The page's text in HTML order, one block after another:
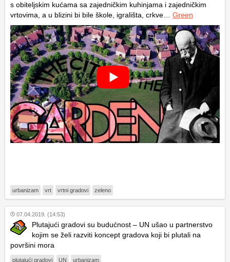
s obiteljskim kućama sa zajedničkim kuhinjama i zajedničkim
vrtovima, a u blizini bi bile škole, igrališta, crkve… Green
urbanizam vrt vrtni gradovi zeleno
07.04.2019. (14:53)
Plutajući gradovi su budućnost – UN ušao u partnerstvo
kojim se želi razviti koncept gradova koji bi plutali na
površini mora
plutajući gradovi UN urbanizam